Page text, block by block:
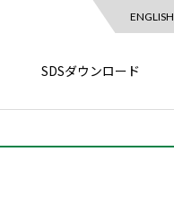
ENGLISH
SDSダウンロード